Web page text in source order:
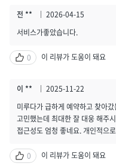
전 ** 2026-04-15
서비스가좋았습니다.
0 이 리뷰가 도움이 돼요
이 ** 2025-11-22
미루다가 급하게 예약하고 찾아
고민했는데 최대한 잘 대웅 해주
접근성도 엄청 좋네요. 개인적으
0 이 리뷰가 도움이 돼요